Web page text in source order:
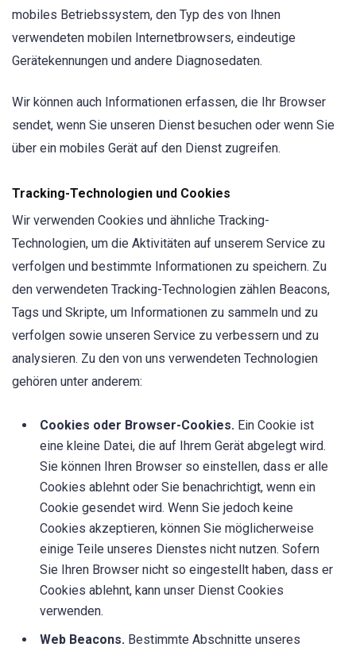
mobiles Betriebssystem, den Typ des von Ihnen
verwendeten mobilen Internetbrowsers, eindeutige
Gerätekennungen und andere Diagnosedaten.
Wir können auch Informationen erfassen, die Ihr Browser
sendet, wenn Sie unseren Dienst besuchen oder wenn Sie
über ein mobiles Gerät auf den Dienst zugreifen.
Tracking-Technologien und Cookies
Wir verwenden Cookies und ähnliche Tracking-
Technologien, um die Aktivitäten auf unserem Service zu
verfolgen und bestimmte Informationen zu speichern. Zu
den verwendeten Tracking-Technologien zählen Beacons,
Tags und Skripte, um Informationen zu sammeln und zu
verfolgen sowie unseren Service zu verbessern und zu
analysieren. Zu den von uns verwendeten Technologien
gehören unter anderem:
Cookies oder Browser-Cookies. Ein Cookie ist
eine kleine Datei, die auf Ihrem Gerät abgelegt wird.
Sie können Ihren Browser so einstellen, dass er alle
Cookies ablehnt oder Sie benachrichtigt, wenn ein
Cookie gesendet wird. Wenn Sie jedoch keine
Cookies akzeptieren, können Sie möglicherweise
einige Teile unseres Dienstes nicht nutzen. Sofern
Sie Ihren Browser nicht so eingestellt haben, dass er
Cookies ablehnt, kann unser Dienst Cookies
verwenden.
Web Beacons. Bestimmte Abschnitte unseres